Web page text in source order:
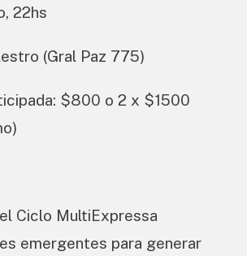
22hs
(Gral Paz 775)
$800 o 2 x $1500
Ciclo MultiExpressa
emergentes para generar